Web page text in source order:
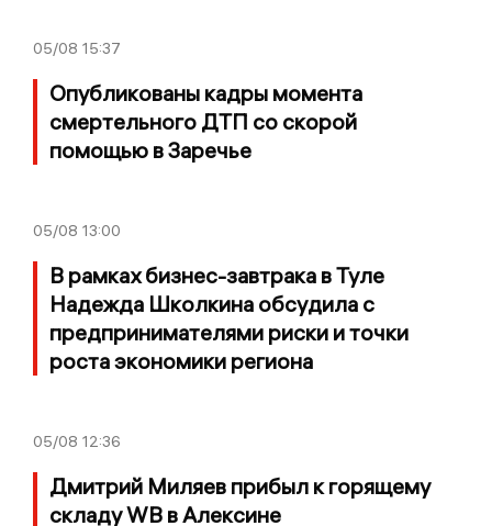
05/08 15:37
Опубликованы кадры момента
смертельного ДТП со скорой
помощью в Заречье
05/08 13:00
В рамках бизнес-завтрака в Туле
Надежда Школкина обсудила с
предпринимателями риски и точки
роста экономики региона
05/08 12:36
Дмитрий Миляев прибыл к горящему
складу WB в Алексине